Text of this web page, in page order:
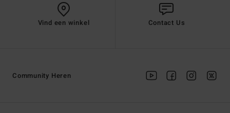
Vind een winkel Contact Us
Community Heren